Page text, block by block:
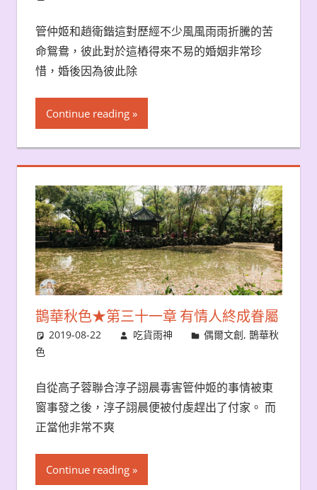
管仲姬和趙衛鍇這對歷經不少風風雨雨折騰的苦
命鴛鴦，彼此對於這樁得來不易的婚姻非常珍
惜，婚後因為彼此除
Continue reading
鵲華秋色★第三十一章 有情人終成眷屬
2019-08-22 吃貨雨神 偶爾文創,鵲華秋
色
自從高子蓉聯合淳子詡晨毒害管仲姬的事情被東
窗事發之後，淳子詡晨便被付虔趕出了付家。 而
正當他非常不爽
Continue reading